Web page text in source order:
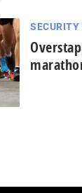
SECURITY